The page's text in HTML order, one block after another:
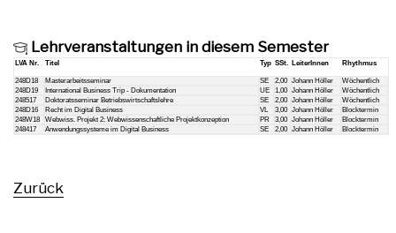
Lehrveranstaltungen in diesem Semester
LVA Nr. Titel Typ SSt. LeiterInnen Rhythmus
248D18 Masterarbeitsseminar SE 2,00 Johann Höller
Wöchentlich
248D19
International Business Trip - Dokumentation UE 1,00 Johann Höller
Wöchentlich
248517
Doktoratsseminar Betriebswirtschaftslehre SE 2,00 Johann Höller
Wöchentlich
248D16
Recht im Digital Business VL 3,00 Johann Höller
Blocktermin
248W18
Webwiss. Projekt 2: Webwissenschaftliche Projektkonzeption PR 3,00 Johann Höller
Blocktermin
248417
Anwendungssysteme im Digital Business SE 2,00 Johann Höller Blocktermin
Zurück